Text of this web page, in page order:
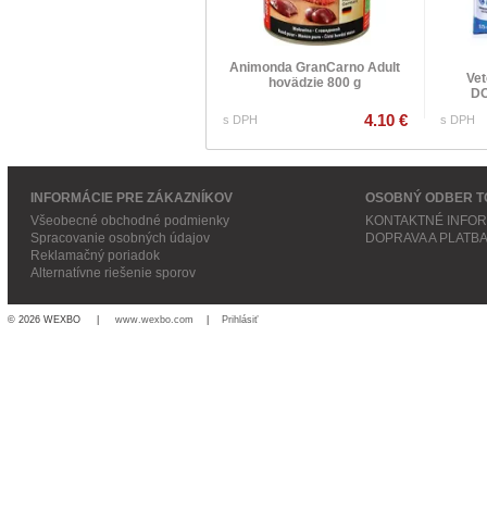
Animonda GranCarno Adult
hovädzie 800 g
s DPH 4.10 € s DPH
INFORMÁCIE PRE ZÁKAZNÍKOV
Všeobecné obchodné podmienky
Spracovanie osobných údajov
Reklamačný poriadok
Alternatívne riešenie sporov
OSOBNÝ ODBER
KONTAKTNÉ
DOPRAVA A PLATBA
© 2026 WEXBO | www.wexbo.com Prihlásiť